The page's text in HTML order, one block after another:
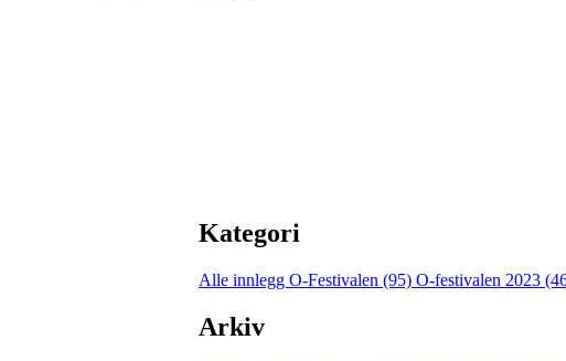
Kategori
Alle innlegg O-Festivalen (95) O-festivalen 2023
Arkiv